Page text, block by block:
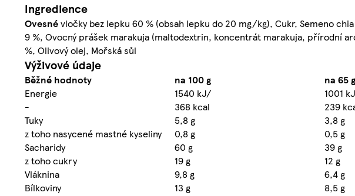
Ingredience
Ovesnévločky bez lepku 60 % (obsah lepku do 20 mg/kg), Cukr, Semeno
9 %, Ovocný prášek marakuja (maltodextrin, koncentrát marakuja, přírodní
%, Olivový olej, Mořská sůl
Výživové údaje
Běžné hodnoty na 100 g na 65
Energie
1540 kJ/ 1001
-
368 kcal
239
Tuky
5,8 g 3,8 g
z toho nasycené mastné kyseliny
0,8 g 0,5 g
Sacharidy
60 g 39 g
z toho cukry
19 g 12 g
Vláknina
9,8 g 6,4 g
Bílkoviny
13 g 8,5 g